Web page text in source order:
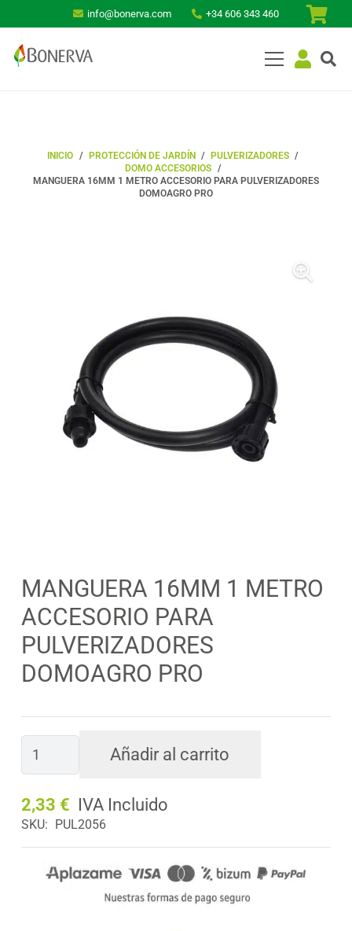
info@bonerva.com +34 606 343 460
INICIO / PROTECCIÓN DE JARDÍN / PULVERIZADORES /
DOMO ACCESORIOS /
MANGUERA 16MM 1 METRO ACCESORIO PARA PULVERIZADORES
DOMOAGRO PRO
MANGUERA 16MM 1 METRO
ACCESORIO PARA
PULVERIZADORES
DOMOAGRO PRO
metro
accesorio
pulverizadores
Añadir al carrito
2,33 €
SKU: PUL2056